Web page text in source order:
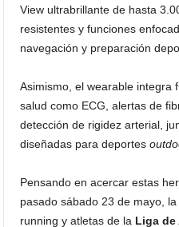
View ultrabrillante de hasta
resistentes y funciones
navegación y preparación
Asimismo, el wearable integra
salud como ECG, alertas de
detección de rigidez arterial,
diseñadas para deportes
Pensando en acercar estas
pasado sábado 23 de mayo,
running y atletas de la Liga de